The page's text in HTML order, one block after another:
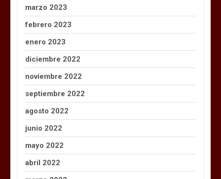
marzo 2023
febrero 2023
enero 2023
diciembre 2022
noviembre 2022
septiembre 2022
agosto 2022
junio 2022
mayo 2022
abril 2022